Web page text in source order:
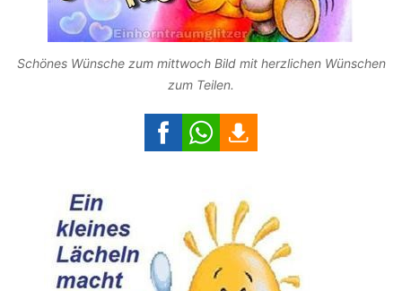
Schönes Wünsche zum mittwoch Bild mit herzlichen Wünschen
zum Teilen.